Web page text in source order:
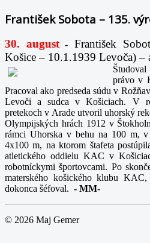
František Sobota – 135.
30. august-
František
Košice – 10.1.1939 Levoča) –
právo v
Pracoval ako predseda súdu v
Levoči a sudca v Košiciach. V
pretekoch v Arade utvoril uhorský
Olympijských hrách 1912 v
rámci Uhorska v behu na 100 m,
4x100 m, na ktorom štafeta
atletického oddielu KAC v
robotníckymi športovcami. Po
materského košického klubu
dokonca šéfoval. - MM-
© 2026 Maj Gemer